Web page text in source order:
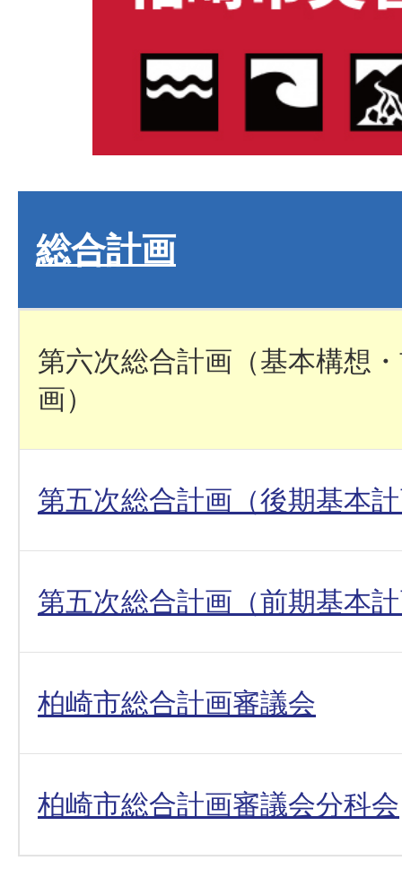
総合計画
第六次総合計画（基本構想
画）
第五次総合計画（後期基本
第五次総合計画（前期基本
柏崎市総合計画審議会
柏崎市総合計画審議会分科会